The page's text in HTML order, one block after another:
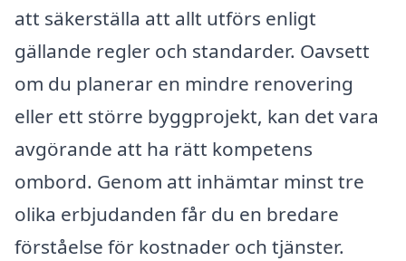
att säkerställa att allt utförs enligt
gällande regler och standarder. Oavsett
om du planerar en mindre renovering
eller ett större byggprojekt, kan det vara
avgörande att ha rätt kompetens
ombord. Genom att inhämtar minst tre
olika erbjudanden får du en bredare
förståelse för kostnader och tjänster.